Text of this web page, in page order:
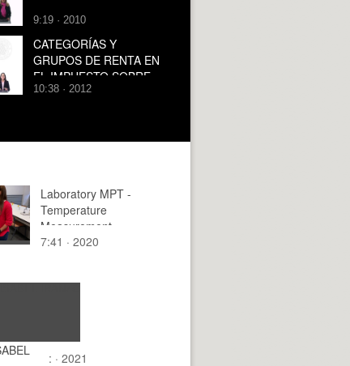
9:19 · 2010
CATEGORÍAS Y
GRUPOS DE RENTA EN
EL IMPUESTO SOBRE
LA RENTA DE LAS
10:38 · 2012
Laboratory MPT -
Temperature
Measurement
7:41 · 2020
: · 2021